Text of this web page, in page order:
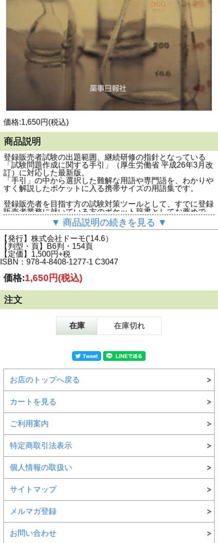
価格:1,650円(税込)
商品説明
登録販売者試験の出題範囲、継続研修の指針となっている
「試験問題作成に関する手引」（厚生労働省 平成26年3月改
訂）に対応した最新版。
「手引」の中から選択した難解な用語や専門語を、わかりや
すく解説したポケットに入る携帯サイズの用語集です。
登録販売者を目指す方の試験対策ツールとして、すでに登録
販売者業務に就いている方のポケット辞書としてお薦めで
＞＞【内容見本】はコチラ
▼ 商品説明の続きを見る ▼
【発行】株式会社ドーモ(’14.6）
【判型・頁】B6判・154頁
【定価】1,500円+税
ISBN：978-4-8408-1277-1 C3047
価格:1,650円(税込)
注文
在庫 在庫切れ
お店のトップへ戻る
カートを見る
ご利用案内
特定商取引法表示
個人情報の取扱い
サイトマップ
メルマガ登録
お問い合わせ